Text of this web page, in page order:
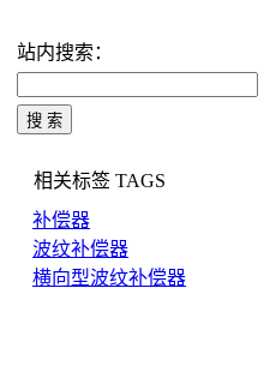
站内搜索：
相关标签 TAGS
补偿器
波纹补偿器
横向型波纹补偿器